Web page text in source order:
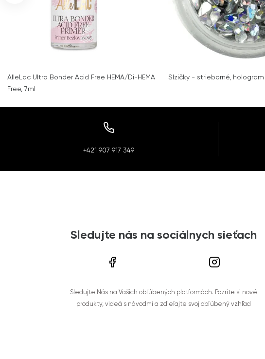
AlleLac Ultra Bonder Acid Free HEMA/Di-HEMA
Free, 7ml
Slzičky - strieborné, hologram
+421 907 917 349
Sledujte nás na sociálnych sieťach
Sledujte Nás na Vašich obľúbených platformách. Pozrite si nové
produkty, videá s návodmi a zdieľajte svoj obľúbený vzhľad